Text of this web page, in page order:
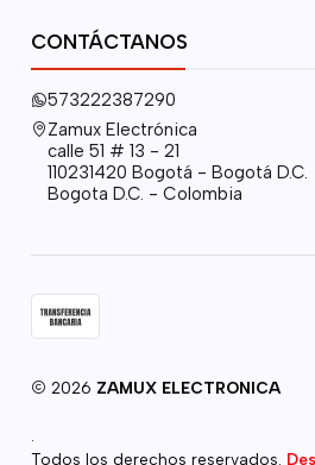
CONTÁCTANOS
573222387290
Zamux Electrónica
calle 51 # 13 - 21
110231420 Bogotá - Bogotá D.C.
Bogota D.C. - Colombia
2026 ZAMUX ELECTRONICA
Todos los derechos reservados.